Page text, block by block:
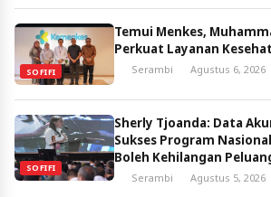
SOFIFI
Temui Menkes,
Perkuat Layanan
Serambi Agustus 6, 2026
SOFIFI
Sherly Tjoanda: Data
Sukses Program
Boleh Kehilangan
Serambi Agustus 5, 2026